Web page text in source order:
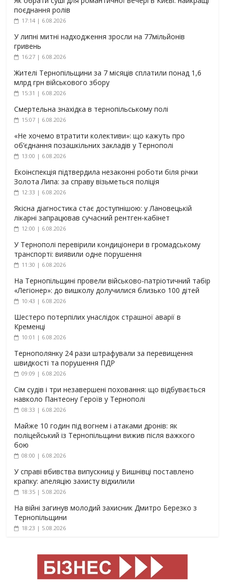
поєднання ролів
17:14 | 6.08.2026
У липні митні надходження зросли на 77мільйонів
гривень
16:27 | 6.08.2026
Жителі Тернопільщини за 7 місяців сплатили понад 1,6
млрд грн військового збору
15:31 | 6.08.2026
Смертельна знахідка в тернопільському полі
15:07 | 6.08.2026
«Не хочемо втратити колективи»: що кажуть про
об’єднання позашкільних закладів у Тернополі
13:00 | 6.08.2026
Екоінспекція підтвердила незаконні роботи біля річки
Золота Липа: за справу візьметься поліція
12:33 | 6.08.2026
Якісна діагностика стає доступнішою: у Лановецькій
лікарні запрацював сучасний рентген-кабінет
12:00 | 6.08.2026
У Тернополі перевірили кондиціонери в громадському
транспорті: виявили одне порушення
11:30 | 6.08.2026
На Тернопільщині провели військово-патріотичний табір
«Легіонер»: до вишколу долучилися близько 100 дітей
10:43 | 6.08.2026
Шестеро потерпілих унаслідок страшної аварії в
Кременці
10:01 | 6.08.2026
Тернополянку 24 рази штрафували за перевищення
швидкості та порушення ПДР
09:09 | 6.08.2026
Сім судів і три незавершені поховання: що відбувається
навколо Пантеону Героїв у Тернополі
08:33 | 6.08.2026
Майже 10 годин під вогнем і атаками дронів: як
поліцейський із Тернопільщини вижив після важкого
бою
08:00 | 6.08.2026
У справі вбивства випускниці у Вишнівці поставлено
крапку: апеляцію захисту відхилили
18:35 | 5.08.2026
На війні загинув молодий захисник Дмитро Березко з
Тернопільщини
18:23 | 5.08.2026